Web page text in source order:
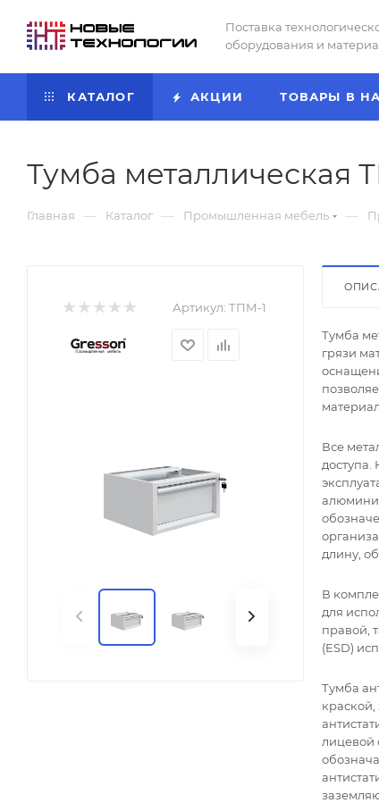
Поставка
оборудования и
КАТАЛОГ АКЦИИ ТОВАРЫ В
Тумба металлическая
Главная — Каталог — Промышленная мебель —
Артикул: ТПМ-1
Тумба
грязи
Все
доступа.
длину,
В
для
правой,
(ESD)
Тумба
лицевой